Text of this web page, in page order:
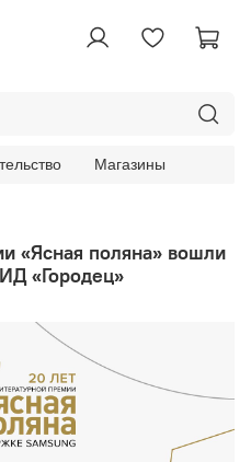
Магазины
«Ясная поляна» вошли
«Городец»